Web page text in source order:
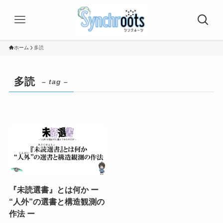
ホーム 多読
多読 – tag –
『未読選書』とは何か ー
“人外”の選書と構造観測の
作法 ー